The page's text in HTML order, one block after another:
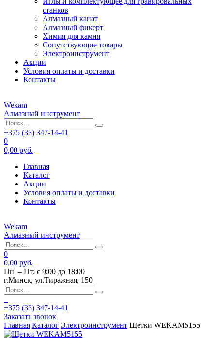
станков
Алмазный канат
Алмазный фикерт
Химия для камня
Сопутствующие товары
Электроинструмент
Акции
Условия оплаты и доставки
Контакты
Wekam
Алмазный инструмент
+375 (33) 347-14-41
0
0,00 руб.
Главная
Каталог
Акции
Условия оплаты и доставки
Контакты
Wekam
Алмазный инструмент
0
0,00 руб.
Пн. – Пт: с 9:00 до 18:00
г.Минск, ул.Тиражная, 150
+375 (33) 347-14-41
Заказать звонок
Главная Каталог Электроинструмент Щетки WEKAM5155